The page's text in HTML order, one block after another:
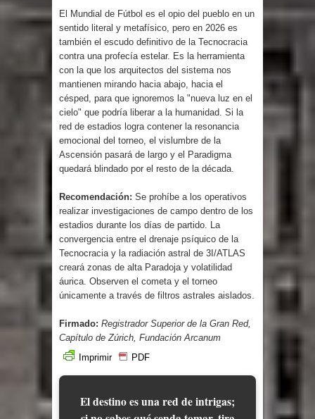
El Mundial de Fútbol es el opio del pueblo en un
sentido literal y metafísico, pero en 2026 es
también el escudo definitivo de la Tecnocracia
contra una profecía estelar. Es la herramienta
con la que los arquitectos del sistema nos
mantienen mirando hacia abajo, hacia el
césped, para que ignoremos la "nueva luz en el
cielo" que podría liberar a la humanidad. Si la
red de estadios logra contener la resonancia
emocional del torneo, el vislumbre de la
Ascensión pasará de largo y el Paradigma
quedará blindado por el resto de la década.
Recomendación: Se prohíbe a los operativos
realizar investigaciones de campo dentro de los
estadios durante los días de partido. La
convergencia entre el drenaje psíquico de la
Tecnocracia y la radiación astral de 3I/ATLAS
creará zonas de alta Paradoja y volatilidad
áurica. Observen el cometa y el torneo
únicamente a través de filtros astrales aislados.
Firmado: Registrador Superior de la Gran Red,
Capítulo de Zúrich, Fundación Arcanum
Imprimir
PDF
El destino es una red de intrigas;